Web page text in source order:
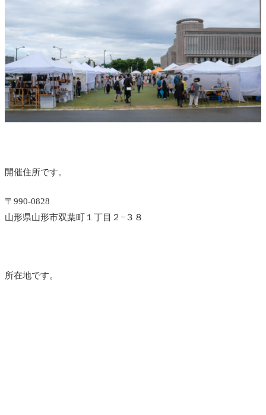
開催住所です。
〒990-0828
山形県山形市双葉町１丁目２−３８
所在地です。